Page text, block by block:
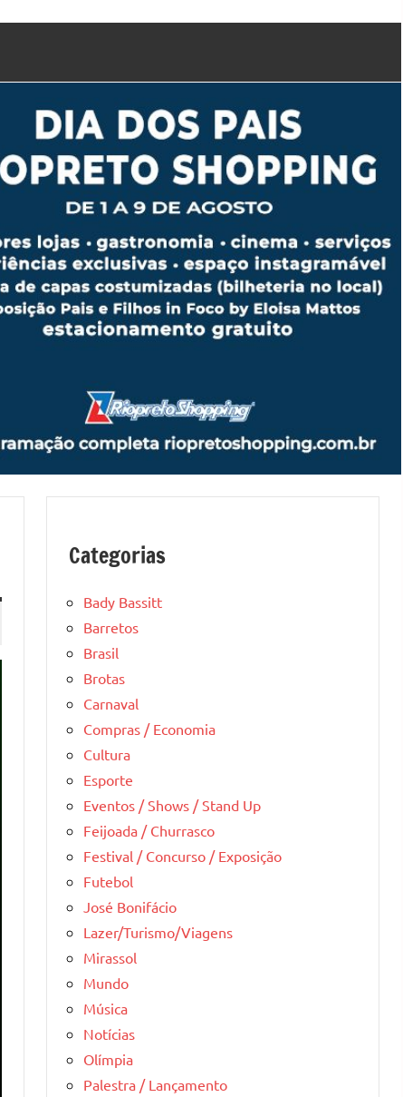
Categorias
Bady Bassitt
Barretos
Brasil
Brotas
Carnaval
Compras / Economia
Cultura
Esporte
Eventos / Shows / Stand Up
Feijoada / Churrasco
Festival / Concurso / Exposição
Futebol
José Bonifácio
Lazer/Turismo/Viagens
Mirassol
Mundo
Música
Notícias
Olímpia
Palestra / Lançamento